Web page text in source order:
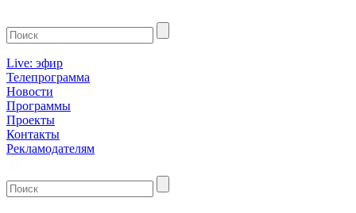
Live: эфир
Телепрограмма
Новости
Программы
Проекты
Контакты
Рекламодателям